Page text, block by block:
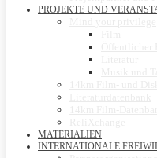
PROJEKTE UND
MATERIALIEN
INTERNATIONALE